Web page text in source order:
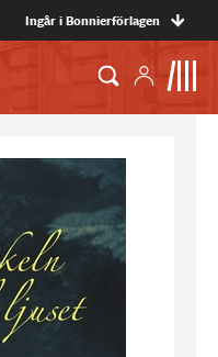
Ingår i Bonnierförlagen